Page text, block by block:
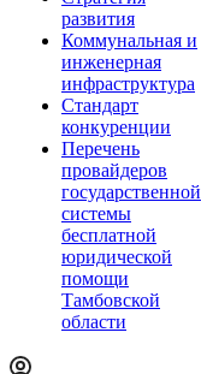
развития
Коммунальная и
инженерная
инфраструктура
Стандарт
конкуренции
Перечень
провайдеров
государственной
системы
бесплатной
юридической
помощи
Тамбовской
области